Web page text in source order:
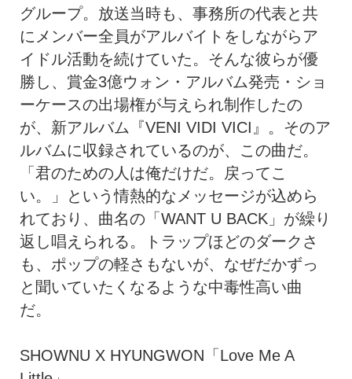
グループ。放送当時も、事務所の代表と共
にメンバー全員がアルバイトをしながらア
イドル活動を続けていた。そんな彼らが優
勝し、賞金3億ウォン・アルバム発売・ショ
ーケースの出場権が与えられ制作したの
が、新アルバム『VENI VIDI VICI』。そのア
ルバムに収録されているのが、この曲だ。
「君のための人は俺だけだ。戻ってこ
い。」という情熱的なメッセージが込めら
れており、曲名の「WANT U BACK」が繰り
返し唱えられる。トラップほどのダークさ
も、ポップの軽さもないが、なぜだかずっ
と聞いていたくなるような中毒性高い曲
だ。
SHOWNU X HYUNGWON「Love Me A